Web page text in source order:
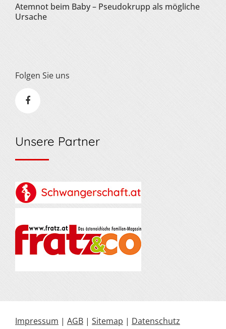
Atemnot beim Baby – Pseudokrupp als mögliche
Ursache
Folgen Sie uns
Unsere Partner
Impressum | AGB | Sitemap | Datenschutz